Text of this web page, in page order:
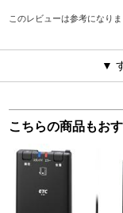
このレビューは参考になりま
▼
こちらの商品もお